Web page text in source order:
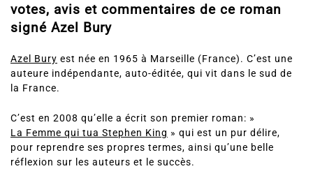
votes, avis et commentaires de ce roman
signé Azel Bury
Azel Bury est née en 1965 à Marseille (France). C’est une
auteure indépendante, auto-éditée, qui vit dans le sud de
la France.
C’est en 2008 qu’elle a écrit son premier roman: »
La Femme qui tua Stephen King » qui est un pur délire,
pour reprendre ses propres termes, ainsi qu’une belle
réflexion sur les auteurs et le succès.